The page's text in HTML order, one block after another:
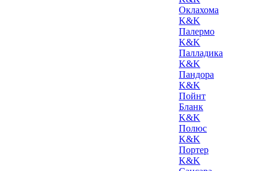
Оклахома
K&K
Палермо
K&K
Палладика
K&K
Пандора
K&K
Пойнт
Бланк
K&K
Полюс
K&K
Портер
K&K